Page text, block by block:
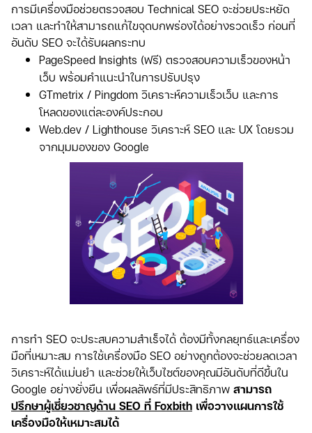
การมีเครื่องมือช่วยตรวจสอบ Technical SEO จะช่วยประหยัด
เวลา และทำให้สามารถแก้ไขจุดบกพร่องได้อย่างรวดเร็ว ก่อนที่
อันดับ SEO จะได้รับผลกระทบ
PageSpeed Insights (ฟรี) ตรวจสอบความเร็วของหน้า
เว็บ พร้อมคำแนะนำในการปรับปรุง
GTmetrix / Pingdom วิเคราะห์ความเร็วเว็บ และการ
โหลดของแต่ละองค์ประกอบ
Web.dev / Lighthouse วิเคราะห์ SEO และ UX โดยรวม
จากมุมมองของ Google
การทำ SEO จะประสบความสำเร็จได้ ต้องมีทั้งกลยุทธ์และเครื่อง
มือที่เหมาะสม การใช้เครื่องมือ SEO อย่างถูกต้องจะช่วยลดเวลา
วิเคราะห์ได้แม่นยำ และช่วยให้เว็บไซต์ของคุณมีอันดับที่ดีขึ้นใน
Google อย่างยั่งยืน เพื่อผลลัพธ์ที่มีประสิทธิภาพ สามารถ
ปรึกษาผู้เชี่ยวชาญด้าน SEO ที่ Foxbith เพื่อวางแผนการใช้
เครื่องมือให้เหมาะสมได้